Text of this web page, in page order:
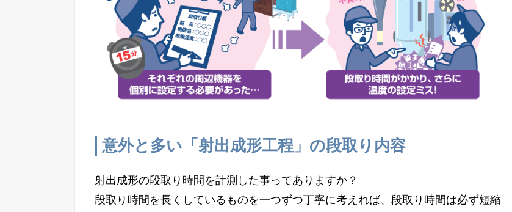
意外と多い「射出成形工程」の段取り内容
射出成形の段取り時間を計測した事ってありますか？
段取り時間を長くしているものを一つずつ丁寧に考えれば、段取り時間は必ず短縮